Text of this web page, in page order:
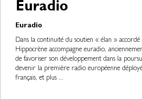
Euradio
Euradio
Dans la continuité du soutien « élan »
Hippocrène accompagne euradio,
de favoriser son développement dans la
devenir la première radio européenne
français, et plus ...